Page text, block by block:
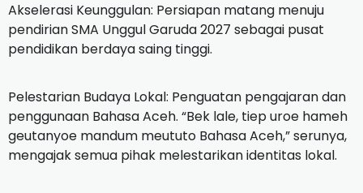
Akselerasi Keunggulan: Persiapan matang menuju
pendirian SMA Unggul Garuda 2027 sebagai pusat
pendidikan berdaya saing tinggi.
Pelestarian Budaya Lokal: Penguatan pengajaran dan
penggunaan Bahasa Aceh. “Bek lale, tiep uroe hameh
geutanyoe mandum meututo Bahasa Aceh,” serunya,
mengajak semua pihak melestarikan identitas lokal.